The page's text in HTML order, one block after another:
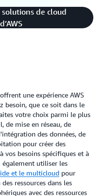
solutions de cloud
une expérience AWS
besoin, que ce soit dans le
votre choix parmi le plus
de mise en réseau, de
des données, de
pour créer des
vos besoins spécifiques et à
également utiliser les
et le multicloud pour
ressources dans les
avec des ressources